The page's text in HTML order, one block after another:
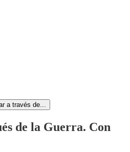
a través de...
de la Guerra. Con